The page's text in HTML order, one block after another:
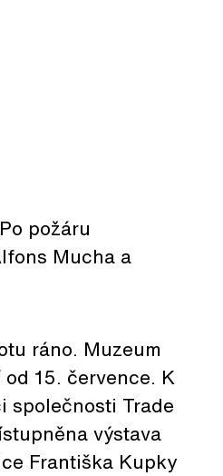
požáru
Mucha a
ráno. Muzeum
15. července. K
společnosti Trade
výstava
Františka Kupky